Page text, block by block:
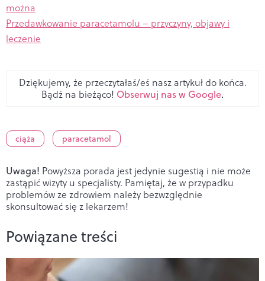
można
Przedawkowanie paracetamolu – przyczyny, objawy i
leczenie
Dziękujemy, że przeczytałaś/eś nasz artykuł do końca.
Bądź na bieżąco! Obserwuj nas w Google.
ciąża paracetamol
Uwaga! Powyższa porada jest jedynie sugestią i nie może
zastąpić wizyty u specjalisty. Pamiętaj, że w przypadku
problemów ze zdrowiem należy bezwzględnie
skonsultować się z lekarzem!
Powiązane treści